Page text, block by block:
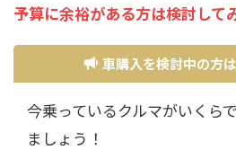
予算に余裕がある方は検討して
車購入を検討中の方
今乗っているクルマがいくら
ましょう！